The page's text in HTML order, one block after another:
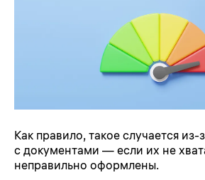
Как правило, такое случается
с документами — если их не
неправильно оформлены.